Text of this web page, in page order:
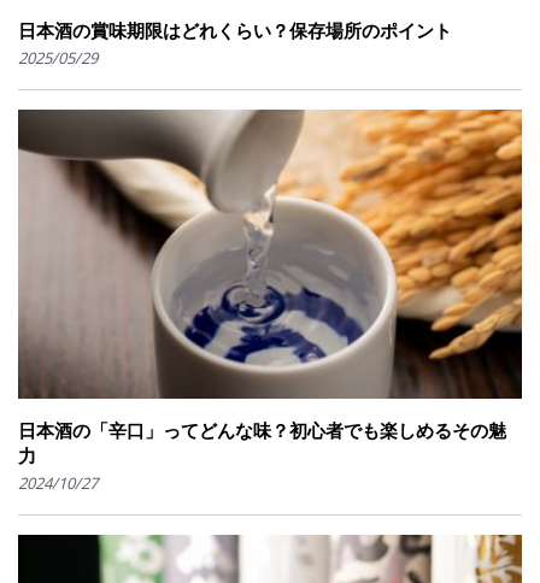
日本酒の賞味期限はどれくらい？保存場所のポイント
2025/05/29
日本酒の「辛口」ってどんな味？初心者でも楽しめるその魅
力
2024/10/27